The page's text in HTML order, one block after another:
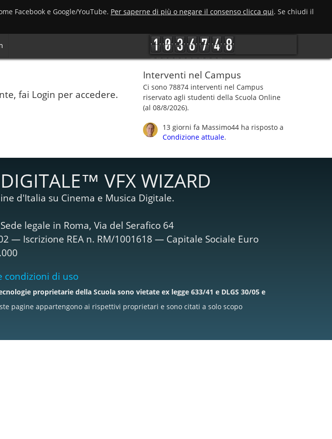
Facebook e Google/YouTube. Per saperne di più o negare il consenso clicca qui. Se chiudi il
fai Login per accedere.
Interventi nel Campus
Ci sono 78874 interventi nel Campus
riservato agli studenti della Scuola Online
(al 08/8/2026).
13 giorni fa Massimo44ha risposto a
Condizione attuale.
VFX WIZARD
d'Italia su Cinema e Musica Digitale.
legale in Roma, Via del Serafico 64
— Iscrizione REA n. RM/1001618 — Capitale Sociale Euro
condizioni di uso
proprietarie della Scuola sono vietate ex legge 633/41 e DLGS 30/05 e
pagine appartengono ai rispettivi proprietari e sono citati a solo scopo